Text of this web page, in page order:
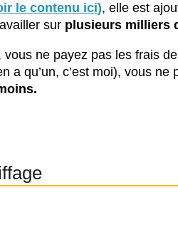
le contenu ici), elle est
sur plusieurs milliers
ne payez pas les frais
a qu’un, c’est moi), vous